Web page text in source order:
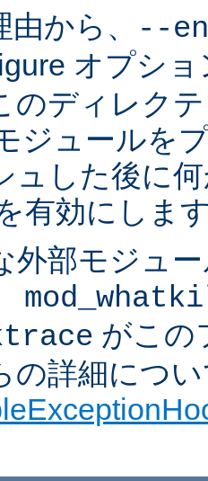
から、
--
オプシ
のディレク
ジュールを
ュした後に
有効にしま
外部モジュ
がこの
の詳細につ